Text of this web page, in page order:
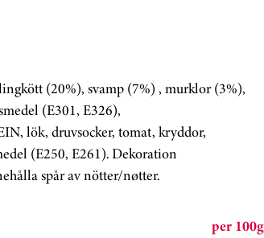
(20%), svamp (7%) , murklor (3%),
(E301, E326),
lök, druvsocker, tomat, kryddor,
(E250, E261). Dekoration
spår av nötter/nøtter.
per 100g